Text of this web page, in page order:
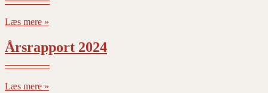
Læs mere »
Årsrapport 2024
Læs mere »